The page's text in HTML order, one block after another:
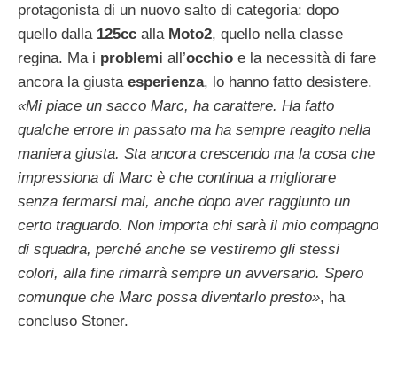
protagonista di un nuovo salto di categoria: dopo
quello dalla 125cc alla Moto2, quello nella classe
regina. Ma i problemi all’occhio e la necessità di fare
ancora la giusta esperienza, lo hanno fatto desistere.
«Mi piace un sacco Marc, ha carattere. Ha fatto
qualche errore in passato ma ha sempre reagito nella
maniera giusta. Sta ancora crescendo ma la cosa che
impressiona di Marc è che continua a migliorare
senza fermarsi mai, anche dopo aver raggiunto un
certo traguardo. Non importa chi sarà il mio compagno
di squadra, perché anche se vestiremo gli stessi
colori, alla fine rimarrà sempre un avversario. Spero
comunque che Marc possa diventarlo presto», ha
concluso Stoner.